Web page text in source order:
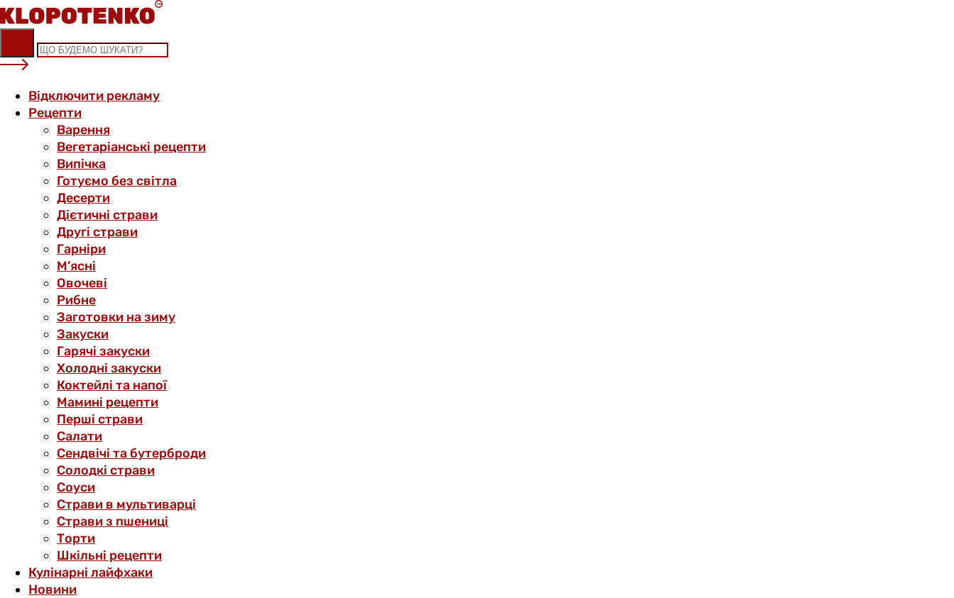
Skip
to
content
Відключити рекламу
Рецепти
Варення
Вегетаріанські рецепти
Випічка
Готуємо без світла
Десерти
Дієтичні страви
Другі страви
Гарніри
М’ясні
Овочеві
Рибне
Заготовки на зиму
Закуски
Гарячі закуски
Холодні закуски
Коктейлі та напої
Мамині рецепти
Перші страви
Салати
Сендвічі та бутерброди
Солодкі страви
Соуси
Страви в мультиварці
Страви з пшениці
Торти
Шкільні рецепти
Кулінарні лайфхаки
Новини